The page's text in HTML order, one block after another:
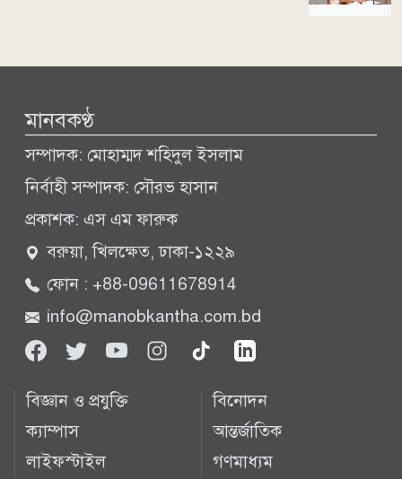
মানবকণ্ঠ
সম্পাদক: মোহাম্মদ শহিদুল ইসলাম
নির্বাহী সম্পাদক: সৌরভ হাসান
প্রকাশক: এস এম ফারুক
বরুয়া, খিলক্ষেত, ঢাকা-১২২৯
ফোন : +88-09611678914
info@manobkantha.com.bd
বিজ্ঞান ও প্রযুক্তি
ক্যাম্পাস
লাইফস্টাইল
বিনোদন
আন্তর্জাতিক
গণমাধ্যম